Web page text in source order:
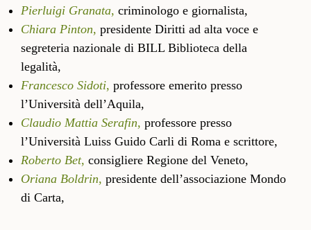
Pierluigi Granata, criminologo e giornalista,
Chiara Pinton, presidente Diritti ad alta voce e
segreteria nazionale di BILL Biblioteca della
legalità,
Francesco Sidoti, professore emerito presso
l’Università dell’Aquila,
Claudio Mattia Serafin, professore presso
l’Università Luiss Guido Carli di Roma e scrittore,
Roberto Bet, consigliere Regione del Veneto,
Oriana Boldrin, presidente dell’associazione Mondo
di Carta,